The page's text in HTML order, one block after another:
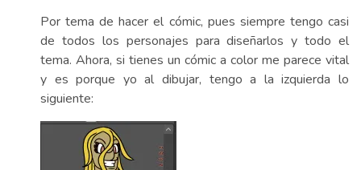
Por tema de hacer el cómic, pues siempre tengo casi
de todos los personajes para diseñarlos y todo el
tema. Ahora, si tienes un cómic a color me parece vital
y es porque yo al dibujar, tengo a la izquierda lo
siguiente: